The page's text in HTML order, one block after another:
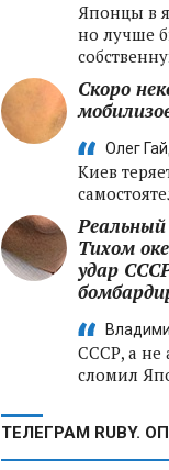
Японцы в
но лучше
Скоро
Олег
Киев
Тихом
удар
СССР, а не
сломил
ТЕЛЕГРАМ RUBY.